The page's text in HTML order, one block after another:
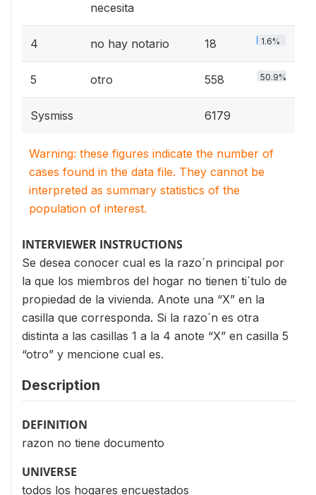
necesita
4 no hay notario 18 1.6%
5 otro 558 50.9%
Sysmiss 6179
Warning: these figures indicate the number of
cases found in the data file. They cannot be
interpreted as summary statistics of the
population of interest.
INTERVIEWER INSTRUCTIONS
Se desea conocer cual es la razo´n principal por
la que los miembros del hogar no tienen ti´tulo de
propiedad de la vivienda. Anote una “X” en la
casilla que corresponda. Si la razo´n es otra
distinta a las casillas 1 a la 4 anote “X” en casilla 5
“otro” y mencione cual es.
Description
DEFINITION
razon no tiene documento
UNIVERSE
todos los hogares encuestados